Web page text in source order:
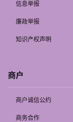
信息举报
廉政举报
知识产权声明
商户
商户诚信公约
商务合作